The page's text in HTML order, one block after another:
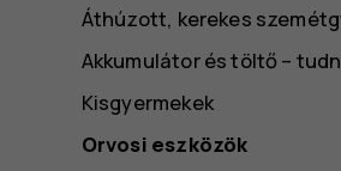
Áthúzott, kerekes
Akkumulátor és töltő –
Kisgyermekek
Orvosi eszközök